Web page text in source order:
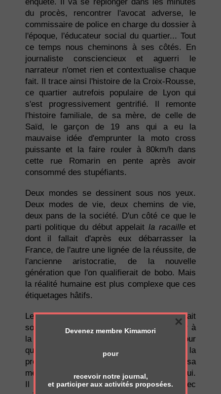
du procès, rencontrer l'avocat adverse, le
commissaire de police en charge du dossier à
l'époque, l'éducateur social du quartier... Tout
ce temps nous cheminons à ses côtés. En
journaliste consciencieux et aguerri le
narrateur n'omet rien et contextualise chaque
fait. Il trace ainsi l'histoire de la Croix-Rousse,
ce quartier autrefois populaire de Lyon qui
s'est progressivement gentrifié. Il remonte
l'histoire familiale, de sa mère, de celle de
Saïd, le garçon de 19 ans qui a eu la
mauvaise idée d'emprunter la moto cross
puissante et la faire rouler à 80km/h dans
cette rue Romarin en pente après avoir
consommé des stupéfiants.
Deux mondes se dessinent sous nos yeux.
Deux modes de vie, deux chemins de vie,
deux pans de la société. D'un côté ce que le
parti politique du début appelaitla racailleet
dont il fallait d'après eux débarrasser la
France, de l'autre une lignée de la réussite, de
l'ancienne aristocratie, de la nouvelle
génération que l'on qualifierait de bobo. Mais
la réalité humaine est plus complexe que ces
étiquetages hâtifs.
Le narrateur se débat avec sa douleur, fait
son chemin de deuil, mais refuse de céder à
la facilité. En réalité c'est un chemin d'amour
qu'il fait là, de reconnaissance de la
profondeur et de la beauté qui habitait sa
mère et qu'il tente de saisir, d'accueillir en lui.
Il s'échine à comprendre toute chose avec
Devenez membre Kimamori
pour
recevoir notre journal,
et participer aux activités proposées.
×